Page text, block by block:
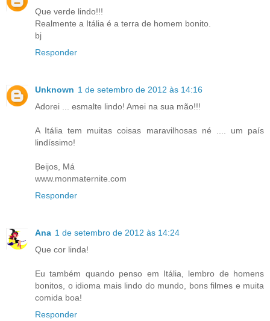
Que verde lindo!!!
Realmente a Itália é a terra de homem bonito.
bj
Responder
Unknown 1 de setembro de 2012 às 14:16
Adorei ... esmalte lindo! Amei na sua mão!!!
A Itália tem muitas coisas maravilhosas né .... um país
lindíssimo!
Beijos, Má
www.monmaternite.com
Responder
Ana 1 de setembro de 2012 às 14:24
Que cor linda!
Eu também quando penso em Itália, lembro de homens
bonitos, o idioma mais lindo do mundo, bons filmes e muita
comida boa!
Responder